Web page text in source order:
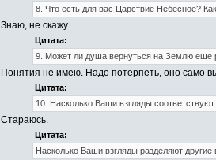
8. Что есть для вас Царствие Небесное?
Знаю, не скажу.
Цитата:
9. Может ли душа вернуться на Землю еще
Понятия не имею. Надо потерпеть, оно само
Цитата:
10. Насколько Ваши взгляды
Стараюсь.
Цитата:
Насколько Ваши взгляды разделяют